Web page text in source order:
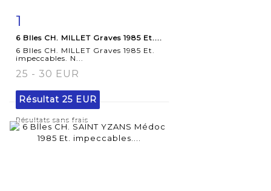
1
6 Blles CH. MILLET Graves 1985 Et....
6 Blles CH. MILLET Graves 1985 Et.
impeccables. N...
25 - 30 EUR
Résultat 25 EUR
Résultats sans frais